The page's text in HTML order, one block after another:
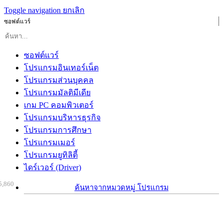
Toggle navigation ยกเลิก
ซอฟต์แวร์
ซอฟต์แวร์
โปรแกรมอินเทอร์เน็ต
โปรแกรมส่วนบุคคล
โปรแกรมมัลติมีเดีย
เกม PC คอมพิวเตอร์
โปรแกรมบริหารธุรกิจ
โปรแกรมการศึกษา
โปรแกรมเมอร์
โปรแกรมยูทิลิตี้
ไดร์เวอร์ (Driver)
ค้นหาจากหมวดหมู่ โปรแกรม